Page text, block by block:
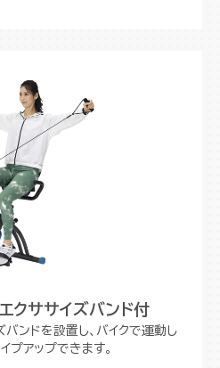
クササイズバンド付
バンドを設置し、バイクで運動し
プアップできます。